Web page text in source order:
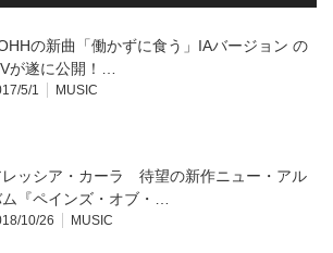
の新曲「働かずに食う」IAバージョン の
が遂に公開！…
5/1 MUSIC
レッシア・カーラ 待望の新作ニュー・アル
『ペインズ・オブ・…
10/26 MUSIC